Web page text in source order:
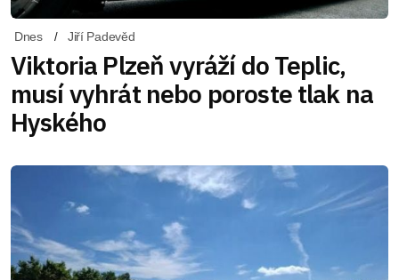
Dnes Jiří Padevěd
Viktoria Plzeň vyráží do Teplic,
musí vyhrát nebo poroste tlak na
Hyského